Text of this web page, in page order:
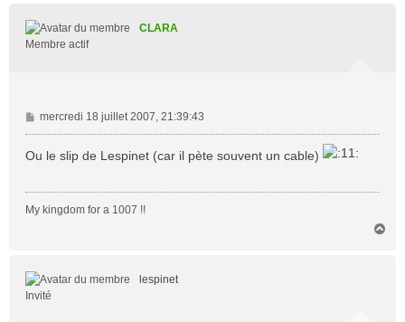
CLARA
Membre actif
M
e
e
mercredi 18 juillet 2007, 21:39:43
Ou le slip de Lespinet (car il pète souvent un cable)
My kingdom for a 1007 !!
lespinet
Invité